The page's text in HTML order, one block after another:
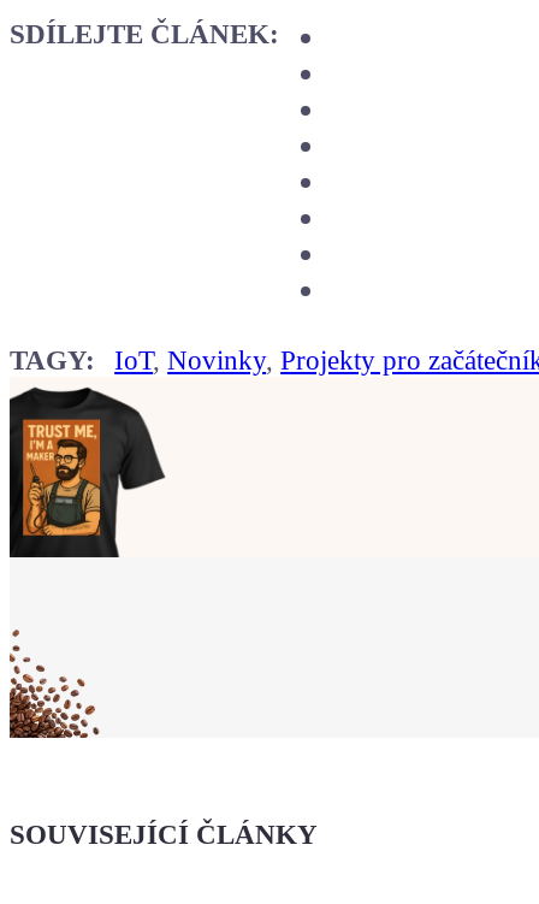
SDÍLEJTE ČLÁNEK:
TAGY: IoT,Novinky,Projekty pro
že jsi Maker!
Koupit tričko
SOUVISEJÍCÍ ČLÁNKY